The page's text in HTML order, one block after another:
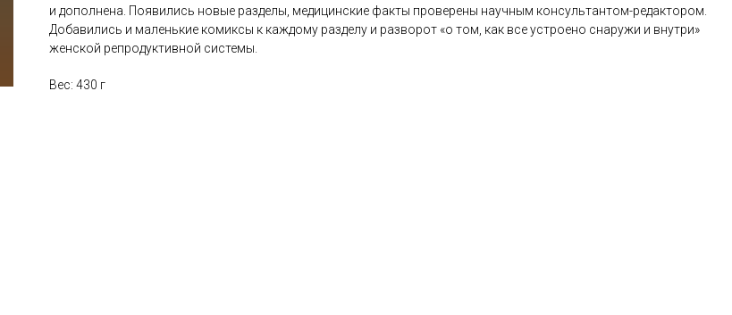
и дополнена. Появились новые разделы, медицинские факты проверены научным консультантом-редактором.
Добавились и маленькие комиксы к каждому разделу и разворот «о том, как все устроено снаружи и внутри»
женской репродуктивной системы.
Вес: 430 г